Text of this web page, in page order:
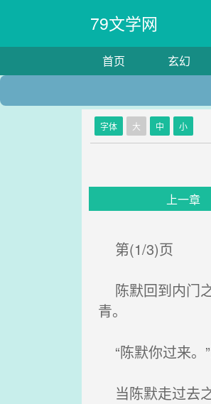
79文学网
首页 玄幻
字体 大 中 小
上一章
第(1/3)页
陈默回到内门
青。
“陈默你过来。”
当陈默走过去